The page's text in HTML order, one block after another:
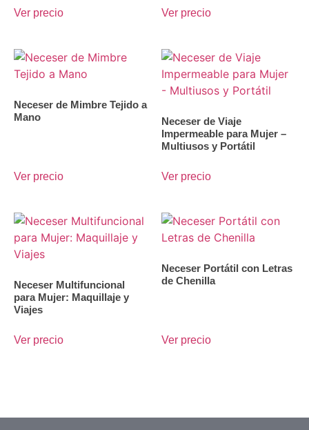
Ver precio Ver precio
Neceser de Mimbre Tejido a
Mano
Ver precio
Neceser de Viaje
Impermeable para Mujer –
Multiusos y Portátil
Ver precio
Neceser Multifuncional
para Mujer: Maquillaje y
Viajes
Ver precio
Neceser Portátil con Letras
de Chenilla
Ver precio